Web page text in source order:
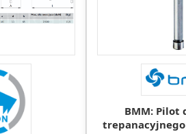
BMM: Pilot